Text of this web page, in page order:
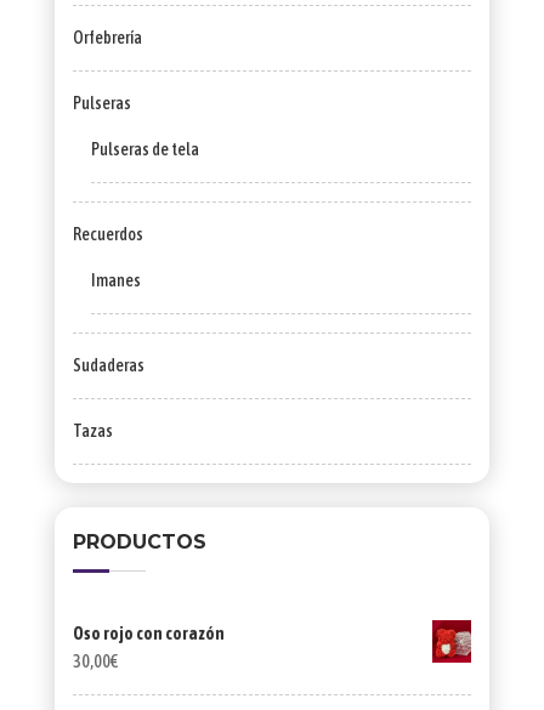
Orfebrería
Pulseras
Pulseras de tela
Recuerdos
Imanes
Sudaderas
Tazas
PRODUCTOS
Oso rojo con corazón
30,00€